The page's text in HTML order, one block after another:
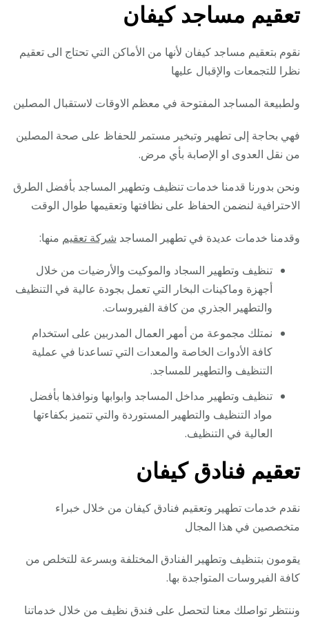
تعقيم مساجد كيفان
نقوم بتعقيم مساجد كيفان لأنها من الأماكن التي تحتاج الى تعقيم
نظرا للتجمعات والإقبال عليها
ولطبيعة المساجد المفتوحة في معظم الاوقات لاستقبال المصلين
فهي بحاجة إلى تطهير وتبخير مستمر للحفاظ على صحة المصلين
من نقل العدوى او الإصابة بأي مرض.
ونحن بدورنا قدمنا خدمات تنظيف وتطهير المساجد بأفضل الطرق
الاحترافية لنضمن الحفاظ على نظافتها وتعقيمها طوال الوقت
وقدمنا خدمات عديدة في تطهير المساجد شركة تعقيم منها:
تنظيف وتطهير السجاد والموكيت والأرضيات من خلال
أجهزة وماكينات البخار التي تعمل بجودة عالية في التنظيف
والتطهير الجذري من كافة الفيروسات.
نمتلك مجموعة من أمهر العمال المدربين على استخدام
كافة الأدوات الخاصة والمعدات التي تساعدنا في عملية
التنظيف والتطهير للمساجد.
تنظيف وتطهير مداخل المساجد وابوابها ونوافذها بأفضل
مواد التنظيف والتطهير المستوردة والتي تتميز بكفاءتها
العالية في التنظيف.
تعقيم فنادق كيفان
نقدم خدمات تطهير وتعقيم فنادق كيفان من خلال خبراء
متخصصين في هذا المجال
يقومون بتنظيف وتطهير الفنادق المختلفة وبسرعة للتخلص من
كافة الفيروسات المتواجدة بها.
وننتظر تواصلك معنا لتحصل على فندق نظيف من خلال خدماتنا